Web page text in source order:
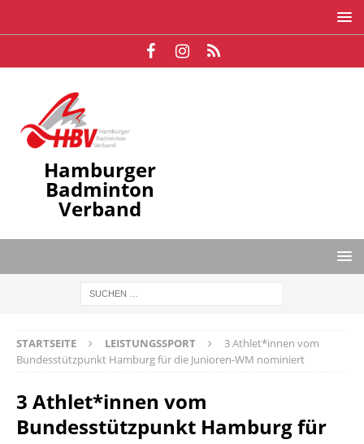
Hamburger
Badminton
Verband
STARTSEITE LEISTUNGSSPORT
3 Athlet*innen vom
Bundesstützpunkt Hamburg für die Junioren-WM nominiert
3 Athlet*innen vom
Bundesstützpunkt Hamburg für